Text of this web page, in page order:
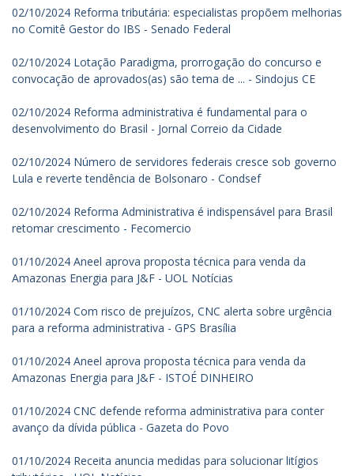
02/10/2024 Reforma tributária: especialistas propõem melhorias
no Comitê Gestor do IBS - Senado Federal
02/10/2024 Lotação Paradigma, prorrogação do concurso e
convocação de aprovados(as) são tema de ... - Sindojus CE
02/10/2024 Reforma administrativa é fundamental para o
desenvolvimento do Brasil - Jornal Correio da Cidade
02/10/2024 Número de servidores federais cresce sob governo
Lula e reverte tendência de Bolsonaro - Condsef
02/10/2024 Reforma Administrativa é indispensável para Brasil
retomar crescimento - Fecomercio
01/10/2024 Aneel aprova proposta técnica para venda da
Amazonas Energia para J&F - UOL Notícias
01/10/2024 Com risco de prejuízos, CNC alerta sobre urgência
para a reforma administrativa - GPS Brasília
01/10/2024 Aneel aprova proposta técnica para venda da
Amazonas Energia para J&F - ISTOÉ DINHEIRO
01/10/2024 CNC defende reforma administrativa para conter
avanço da dívida pública - Gazeta do Povo
01/10/2024 Receita anuncia medidas para solucionar litígios